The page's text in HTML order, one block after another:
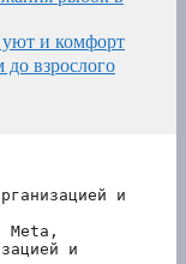
уют и комфорт
взрослого
и
Meta,
и